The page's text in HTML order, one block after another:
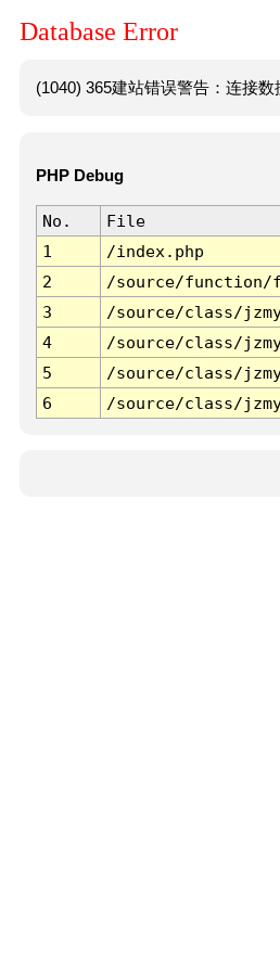
Database Error
(1040) 365建站错误警告：连接
PHP Debug
No. File
1
/index.php
2
/source/function/
3
/source/class/
4
/source/class/
5
/source/class/
6
/source/class/